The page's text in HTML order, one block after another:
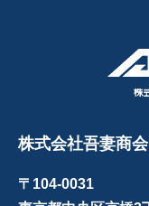
株式会社吾妻商会
〒104-0031